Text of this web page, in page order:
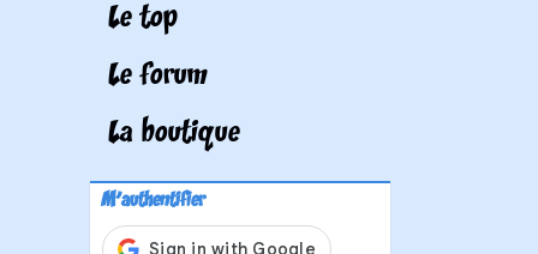
Le top
Le forum
La boutique
M'authentifier